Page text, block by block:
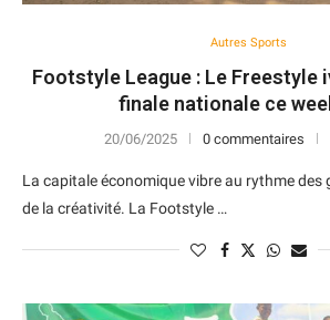
Autres Sports
Footstyle League : Le Freestyle
finale nationale ce
20/06/2025 0 commentaires
La capitale économique vibre au rythme des
de la créativité. La Footstyle …